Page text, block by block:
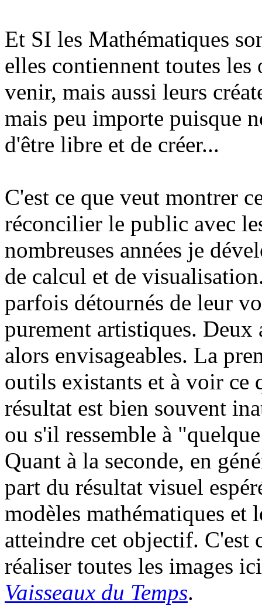
Et SI les Mathématiques
elles contiennent toutes les
venir, mais aussi leurs
mais peu importe puisque
d'être libre et de créer...
C'est ce que veut montrer
réconcilier le public avec
nombreuses années je
de calcul et de
parfois détournés de leur
purement artistiques. Deux
alors envisageables. La
outils existants et à voir
résultat est bien souvent
ou s'il ressemble à
Quant à la seconde, en
part du résultat visuel
modèles mathématiques et
atteindre cet objectif. C'est
réaliser toutes les images
Vaisseaux du Temps.